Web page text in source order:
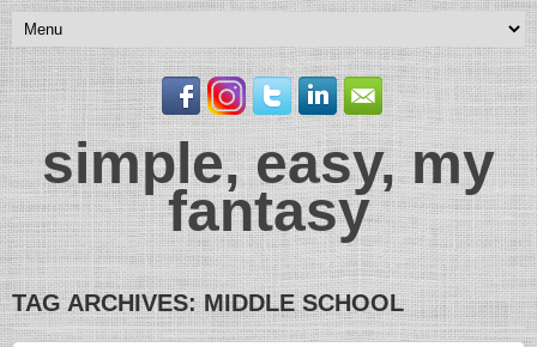
simple, easy, my
fantasy
TAG ARCHIVES:MIDDLE SCHOOL